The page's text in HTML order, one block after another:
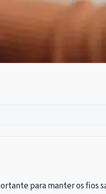
para manter os fios